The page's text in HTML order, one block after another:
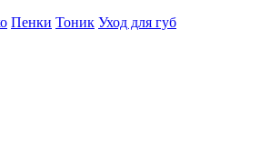
Пенки Тоник Уход для губ